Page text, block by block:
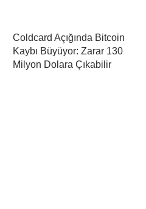
Coldcard Açığında Bitcoin
Kaybı Büyüyor: Zarar 130
Milyon Dolara Çıkabilir